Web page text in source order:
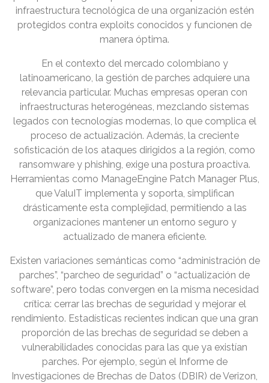
infraestructura tecnológica de una organización estén
protegidos contra exploits conocidos y funcionen de
manera óptima.
En el contexto del mercado colombiano y
latinoamericano, la gestión de parches adquiere una
relevancia particular. Muchas empresas operan con
infraestructuras heterogéneas, mezclando sistemas
legados con tecnologías modernas, lo que complica el
proceso de actualización. Además, la creciente
sofisticación de los ataques dirigidos a la región, como
ransomware y phishing, exige una postura proactiva.
Herramientas como ManageEngine Patch Manager Plus,
que ValuIT implementa y soporta, simplifican
drásticamente esta complejidad, permitiendo a las
organizaciones mantener un entorno seguro y
actualizado de manera eficiente.
Existen variaciones semánticas como “administración de
parches”, “parcheo de seguridad” o “actualización de
software”, pero todas convergen en la misma necesidad
crítica: cerrar las brechas de seguridad y mejorar el
rendimiento. Estadísticas recientes indican que una gran
proporción de las brechas de seguridad se deben a
vulnerabilidades conocidas para las que ya existían
parches. Por ejemplo, según el Informe de
Investigaciones de Brechas de Datos (DBIR) de Verizon,